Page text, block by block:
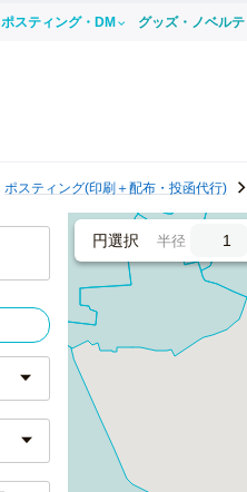
ポスティング・DM グッズ・ノベルテ
ポスティング(印刷＋配布・投函代行)
円選択 半径